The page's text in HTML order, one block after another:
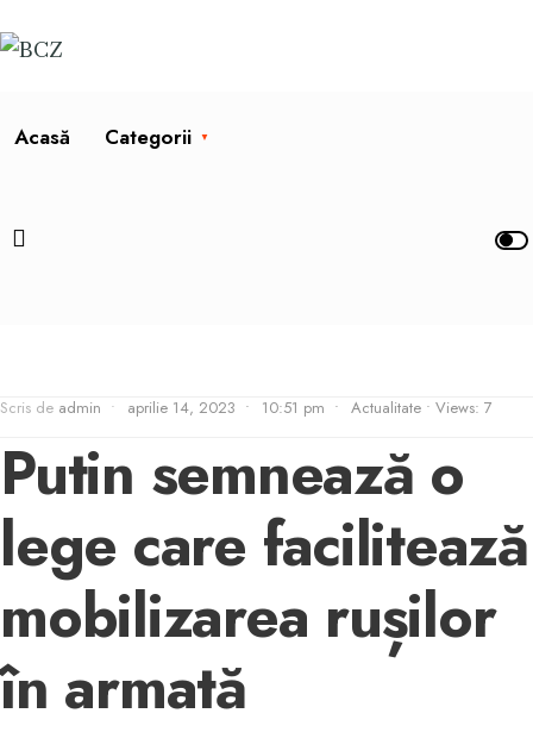
Acasă Categorii
Scris de admin • aprilie 14, 2023 • 10:51 pm • Actualitate • Views: 7
Putin semnează o
lege care facilitează
mobilizarea rușilor
în armată